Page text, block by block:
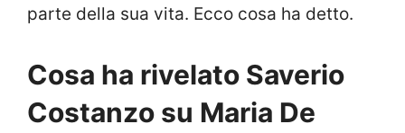
parte della sua vita. Ecco cosa ha detto.
Cosa ha rivelato Saverio
Costanzo su Maria De